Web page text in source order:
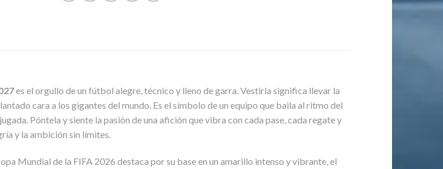
es el orgullo de un fútbol alegre, técnico y lleno de garra. Vestirla significa llevar la
cara a los gigantes del mundo. Es el símbolo de un equipo que baila al ritmo del
Póntela y siente la pasión de una afición que vibra con cada pase, cada regate y
y la ambición sin límites.
Mundial de la FIFA 2026 destaca por su base en un amarillo intenso y vibrante, el